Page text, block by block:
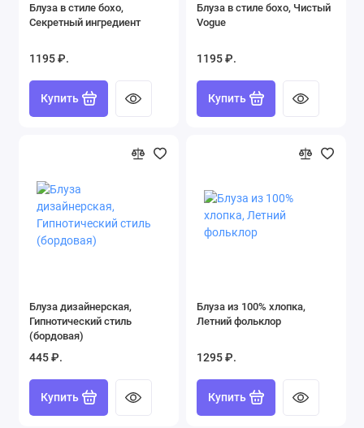
Блуза в стиле бохо,
Секретный ингредиент
1195 ₽.
Купить
Блуза в стиле бохо, Чистый
Vogue
1195 ₽.
Купить
Блуза дизайнерская,
Гипнотический стиль
(бордовая)
445 ₽.
Купить
Блуза из 100% хлопка,
Летний фольклор
1295 ₽.
Купить